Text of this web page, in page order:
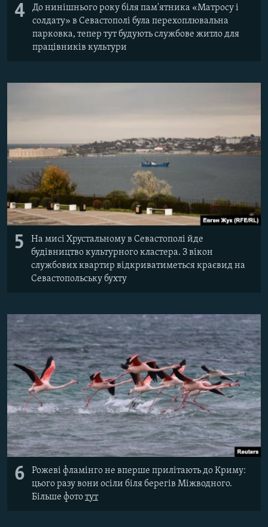
4
До нинішнього року біля пам'ятника «Матросу і
солдату» в Севастополі була перехоплювальна
парковка, тепер тут будують службове житло для
працівників культури
5
На мисі Хрустальному в Севастополі йде
будівництво культурного кластера. З вікон
службових квартир відкриватиметься краєвид на
Севастопольську бухту
6
Рожеві фламінго не вперше прилітають до Криму:
цього разу вони осіли біля берегів Міжводного.
Більше фототут